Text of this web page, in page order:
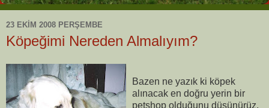
23 EKIM 2008 PERŞEMBE
Köpeğimi Nereden Almalıyım?
Bazen ne yazık ki köpek
alınacak en doğru yerin bir
petshop olduğunu düşünürüz.